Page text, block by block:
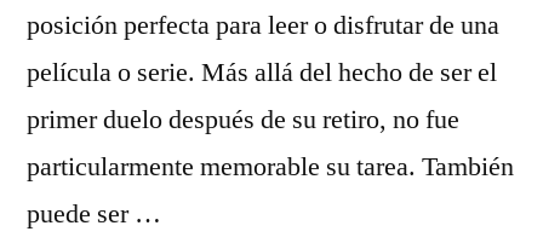
posición perfecta para leer o disfrutar de una
película o serie. Más allá del hecho de ser el
primer duelo después de su retiro, no fue
particularmente memorable su tarea. También
puede ser …